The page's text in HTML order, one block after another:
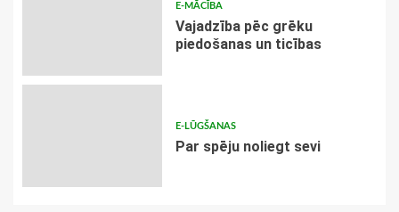
E-MĀCĪBA
Vajadzība pēc grēku
piedošanas un ticības
E-LŪGŠANAS
Par spēju noliegt sevi